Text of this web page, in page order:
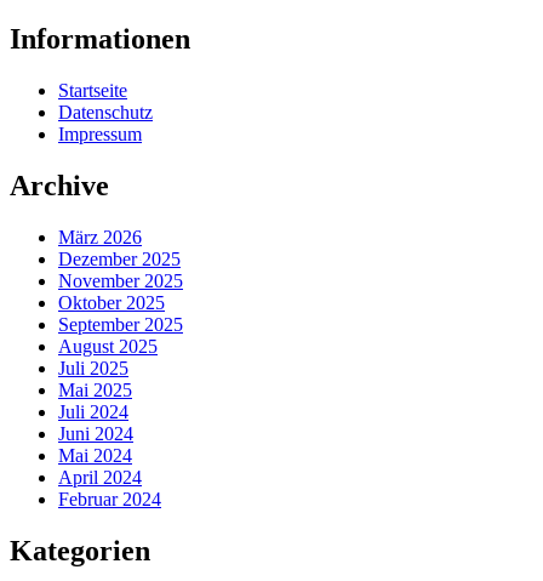
Informationen
Startseite
Datenschutz
Impressum
Archive
März 2026
Dezember 2025
November 2025
Oktober 2025
September 2025
August 2025
Juli 2025
Mai 2025
Juli 2024
Juni 2024
Mai 2024
April 2024
Februar 2024
Kategorien